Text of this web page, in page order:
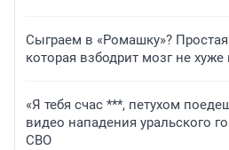
Сыграем в «Ромашку»?
которая взбодрит мозг не
«Я тебя счас ***, петухом
видео нападения уральского
СВО